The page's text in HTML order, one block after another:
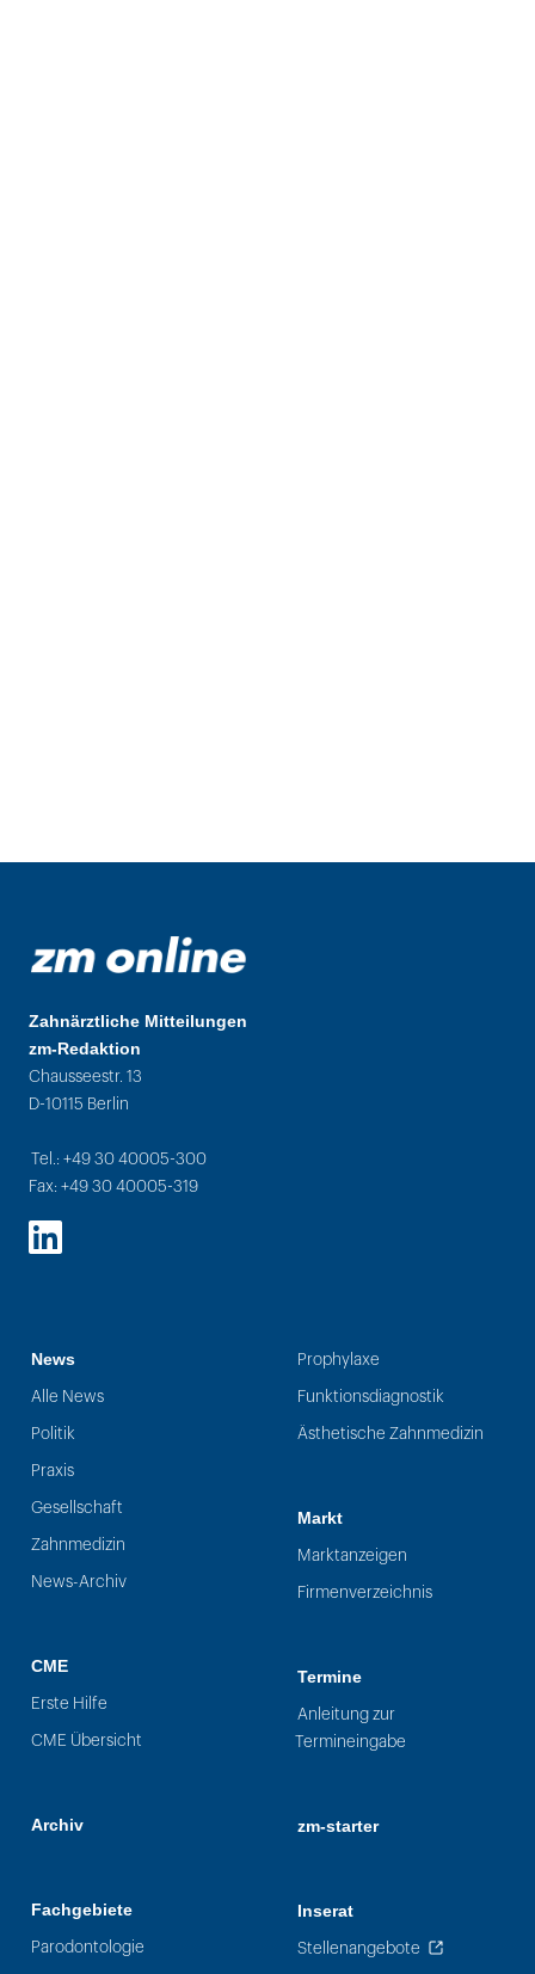
Zahnärztliche Mitteilungen
zm-Redaktion
Chausseestr. 13
D-10115 Berlin
Tel.: +49 30 40005-300
Fax: +49 30 40005-319
LinkedIn
News
Alle News
Politik
Praxis
Gesellschaft
Zahnmedizin
News-Archiv
CME
Erste Hilfe
CME Übersicht
Archiv
Fachgebiete
Parodontologie
Prophylaxe
Funktionsdiagnostik
Ästhetische Zahnmedizin
Markt
Marktanzeigen
Firmenverzeichnis
Termine
Anleitung zur
Termineingabe
zm-starter
Inserat
Stellenangebote